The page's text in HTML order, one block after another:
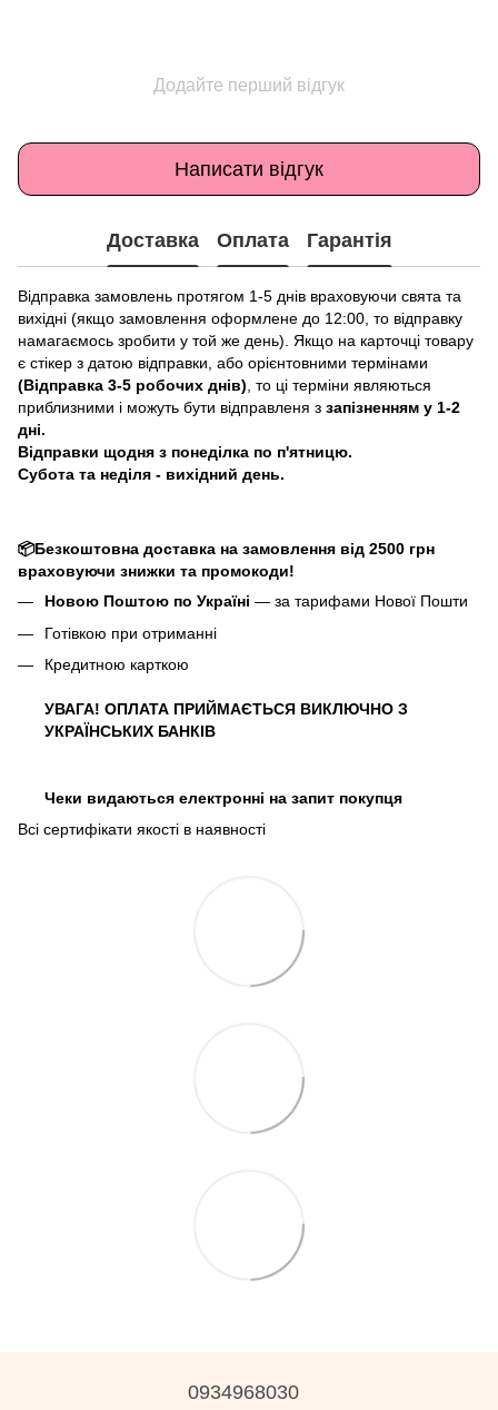
Додайте перший відгук
Написати відгук
Доставка Оплата Гарантія
Відправка замовлень протягом 1-5 днів враховуючи свята та
вихідні (якщо замовлення оформлене до 12:00, то відправку
намагаємось зробити у той же день). Якщо на карточці товару
є стікер з датою відправки, або орієнтовними термінами
(Відправка 3-5 робочих днів), то ці терміни являються
приблизними і можуть бути відправленя з запізненням у 1-2
дні.
Відправки щодня з понеділка по п'ятницю.
Субота та неділя - вихідний день.
📦Безкоштовна доставка на замовлення від 2500 грн
враховуючи знижки та промокоди!
Новою Поштою по Україні — за тарифами Нової Пошти
Готівкою при отриманні
Кредитною карткою
УВАГА! ОПЛАТА ПРИЙМАЄТЬСЯ ВИКЛЮЧНО З
УКРАЇНСЬКИХ БАНКІВ
Чеки видаються електронні на запит покупця
Всі сертифікати якості в наявності
0934968030